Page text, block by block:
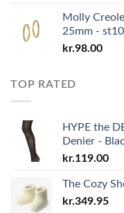
Molly
25mm -
kr.98.00
TOP RATED
HYPE the
Denier -
kr.119.00
The Cozy
kr.349.95